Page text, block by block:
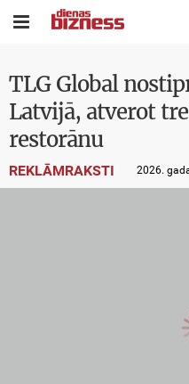

TLG Global
Latvijā, atverot
restorānu
REKLĀMRAKSTI 2026.